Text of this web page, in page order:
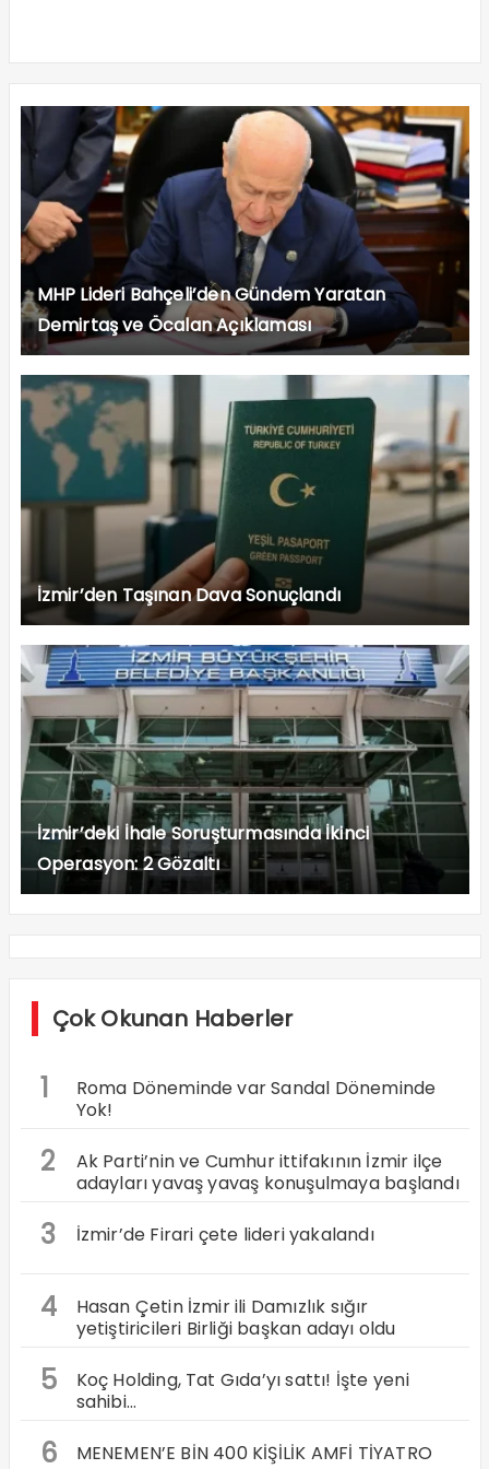
MHP Lideri Bahçeli’den Gündem Yaratan
Demirtaş ve Öcalan Açıklaması
İzmir’den Taşınan Dava Sonuçlandı
İzmir’deki İhale Soruşturmasında İkinci
Operasyon: 2 Gözaltı
Çok Okunan Haberler
1
Roma Döneminde var Sandal Döneminde
Yok!
2
Ak Parti’nin ve Cumhur ittifakının İzmir ilçe
adayları yavaş yavaş konuşulmaya başlandı
3 İzmir’de Firari çete lideri yakalandı
4
Hasan Çetin İzmir ili Damızlık sığır
yetiştiricileri Birliği başkan adayı oldu
5
Koç Holding, Tat Gıda’yı sattı! İşte yeni
sahibi…
6
MENEMEN’E BİN 400 KİŞİLİK AMFİ TİYATRO